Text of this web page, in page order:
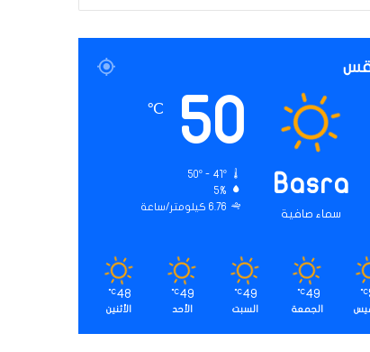
Basra
سماء صافية
50
℃
50º - 41º
5%
6.76 كيلومتر/ساعة
℃
49
℃
الجمعة
49
℃
السبت
49
℃
الأحد
48
℃
الأثنين